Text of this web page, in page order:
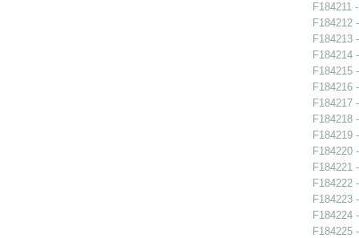
F184211
F184212
F184213
F184214
F184215
F184216
F184217
F184218
F184219
F184220
F184221
F184222
F184223
F184224
F184225